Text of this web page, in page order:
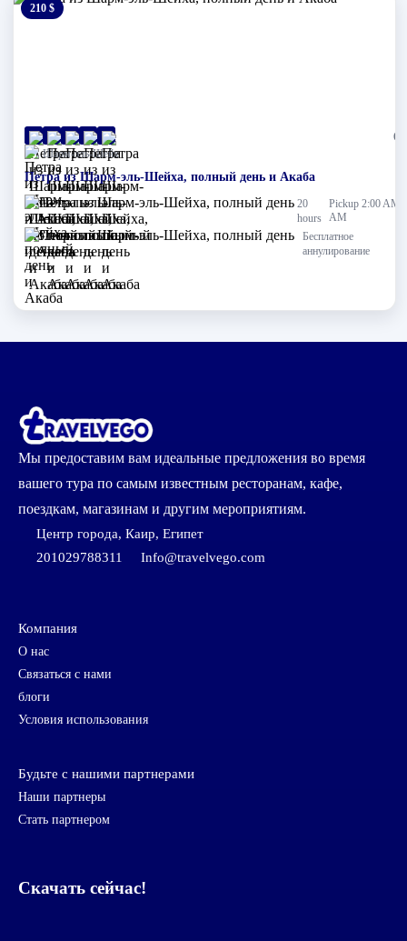
210 $
(0)
Шарм-эль-Шейх
Петра из Шарм-эль-Шейха, полный день и Акаба
20
hours
Pickup 2:00 AM
AM
Бесплатное
аннулирование
Мы предоставим вам идеальные предложения во время
вашего тура по самым известным ресторанам, кафе,
поездкам, магазинам и другим мероприятиям.
Центр города, Каир, Египет
201029788311
Info@travelvego.com
Компания
О нас
Связаться с нами
блоги
Условия использования
Будьте с нашими партнерами
Наши партнеры
Стать партнером
Скачать сейчас!